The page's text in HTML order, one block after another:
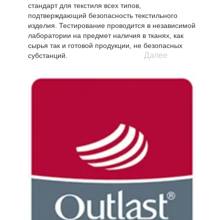
стандарт для текстиля всех типов,
подтверждающий безопасность текстильного
изделия. Тестирование проводится в независимой
лаборатории на предмет наличия в тканях, как
сырья так и готовой продукции, не безопасных
субстанций.
Далее